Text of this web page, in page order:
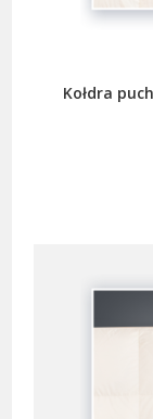
Kołdra